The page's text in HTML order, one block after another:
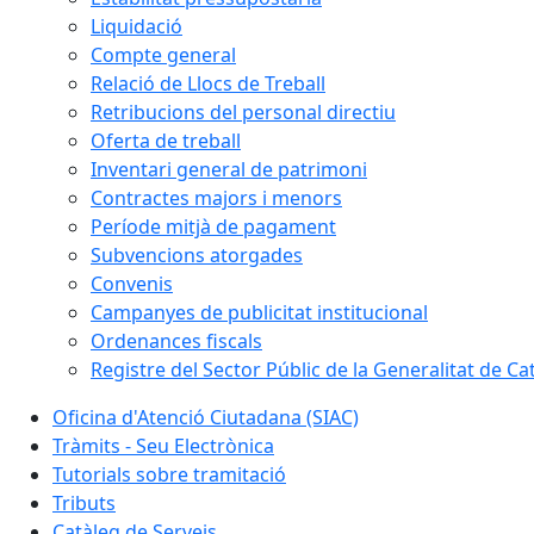
Liquidació
Compte general
Relació de Llocs de Treball
Retribucions del personal directiu
Oferta de treball
Inventari general de patrimoni
Contractes majors i menors
Període mitjà de pagament
Subvencions atorgades
Convenis
Campanyes de publicitat institucional
Ordenances fiscals
Registre del Sector Públic de la Generalitat de
Oficina d'Atenció Ciutadana (SIAC)
Tràmits - Seu Electrònica
Tutorials sobre tramitació
Tributs